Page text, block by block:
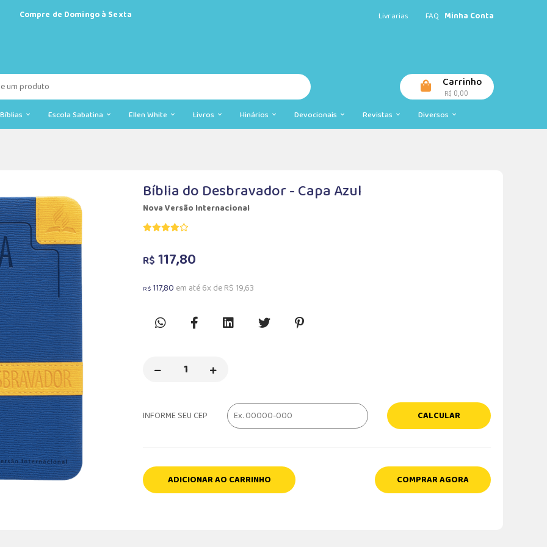
Compre de Domingo à Sexta Livrarias FAQ Minha Conta
Carrinho
R$ 0,00
Bíblias Escola Sabatina Ellen White Livros Hinários Devocionais Revistas Diversos
Bíblia do Desbravador - Capa Azul
Nova Versão Internacional
R$ 117,80
R$117,80 em até 6x de R$ 19,63
INFORME SEU CEP CALCULAR
ADICIONAR AO CARRINHO COMPRAR AGORA